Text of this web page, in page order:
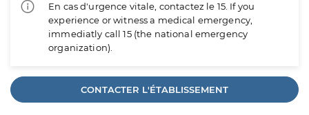
En cas d'urgence vitale, contactez le 15. If you
experience or witness a medical emergency,
immediatly call 15 (the national emergency
organization).
CONTACTER L'ÉTABLISSEMENT